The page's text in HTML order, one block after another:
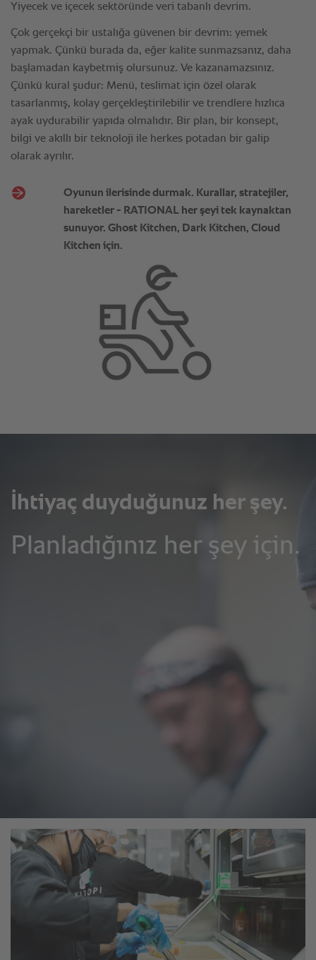
Yiyecek ve içecek sektöründe veri tabanlı devrim.
Çok gerçekçi bir ustalığa güvenen bir devrim: yemek
yapmak. Çünkü burada da, eğer kalite sunmazsanız, daha
başlamadan kaybetmiş olursunuz. Ve kazanamazsınız.
Çünkü kural şudur: Menü, teslimat için özel olarak
tasarlanmış, kolay gerçekleştirilebilir ve trendlere hızlıca
ayak uydurabilir yapıda olmalıdır. Bir plan, bir konsept,
bilgi ve akıllı bir teknoloji ile herkes potadan bir galip
olarak ayrılır.
Oyunun ilerisinde durmak. Kurallar, stratejiler,
hareketler - RATIONAL her şeyi tek kaynaktan
sunuyor. Ghost Kitchen, Dark Kitchen, Cloud
Kitchen için.